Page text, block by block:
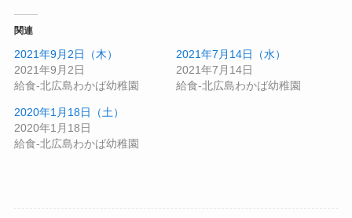
関連
2021年9月2日（木）
2021年9月2日
給食-北広島わかば幼稚園
2021年7月14日（水）
2021年7月14日
給食-北広島わかば幼稚園
2020年1月18日（土）
2020年1月18日
給食-北広島わかば幼稚園